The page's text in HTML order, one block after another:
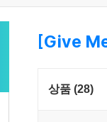
[Give
상품 (28)